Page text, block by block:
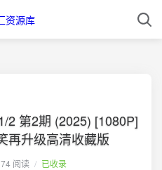
2 第2期 (2025) [1080P]
升级高清收藏版
74 阅读 / 已收录